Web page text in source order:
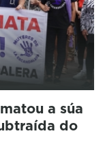
a súa
do